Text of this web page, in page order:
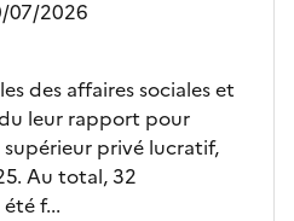
07/2026
des affaires sociales et
leur rapport pour
supérieur privé lucratif,
Au total, 32
f...